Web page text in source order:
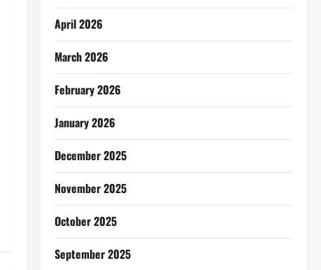
April 2026
March 2026
February 2026
January 2026
December 2025
November 2025
October 2025
September 2025